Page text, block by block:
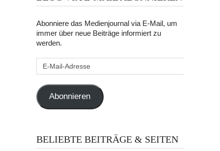
Abonniere das Medienjournal via E-Mail, um
immer über neue Beiträge informiert zu
werden.
Abonnieren
BELIEBTE BEITRÄGE & SEITEN